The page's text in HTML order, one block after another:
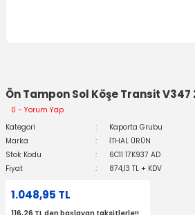
Ön Tampon Sol Köşe Transit V347
0 - Yorum Yap
Kategori
Kaporta Grubu
Marka
İTHAL ÜRÜN
Stok Kodu
6C11 17K937 AD
Fiyat
874,13 TL + KDV
1.048,95 TL